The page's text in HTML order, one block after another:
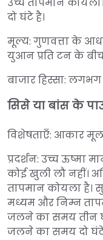
उच्च तापमान
दो घंटे है।
मूल्य: गुणवत्ता के
युआन प्रति टन के बीच
बाजार हिस्सा:
सिसे या बांस के
विशेषताएँ: आकार
प्रदर्शन: उच्च ऊष्मा
कोई खुली लौ नहीं।
तापमान कोयला है।
मध्यम और निम्न
जलने का समय तीन
जलने का समय दो घंटे